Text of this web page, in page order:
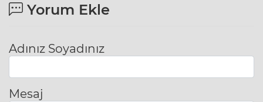
Yorum Ekle
Adınız Soyadınız
Mesaj